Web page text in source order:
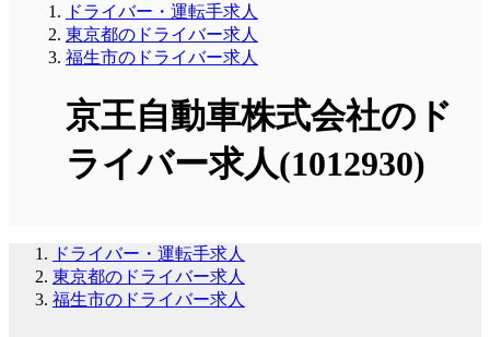
ドライバー・運転手求人
東京都のドライバー求人
福生市のドライバー求人
京王自動車株式会社のド
ライバー求人(1012930)
ドライバー・運転手求人
東京都のドライバー求人
福生市のドライバー求人